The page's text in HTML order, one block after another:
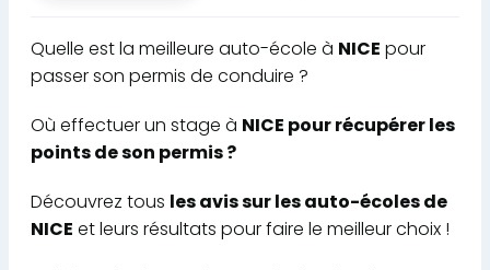
Quelle est la meilleure auto-école à NICE pour
passer son permis de conduire ?
Où effectuer un stage à NICE pour récupérer les
points de son permis ?
Découvrez tous les avis sur les auto-écoles de
NICE et leurs résultats pour faire le meilleur choix !